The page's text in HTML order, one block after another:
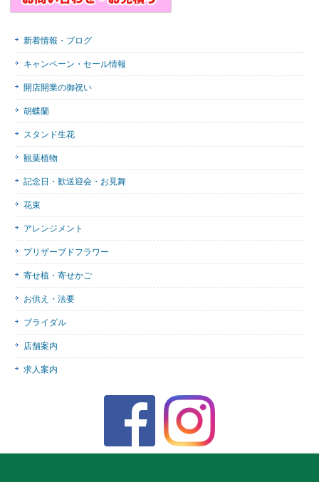
新着情報・ブログ
キャンペーン・セール情報
開店開業の御祝い
胡蝶蘭
スタンド生花
観葉植物
記念日・歓送迎会・お見舞
花束
アレンジメント
プリザーブドフラワー
寄せ植・寄せかご
お供え・法要
ブライダル
店舗案内
求人案内